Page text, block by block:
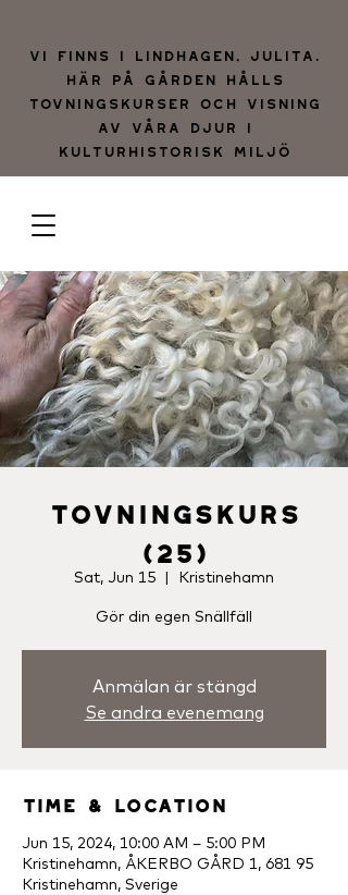
Vi finns i lindhagen, julita.
Här på gården hålls
tovningskurser och visning
av våra djur i
kulturhistorisk miljö
Tovningskurs
(25)
Sat, Jun 15
  |
Kristinehamn
Gör din egen Snällfäll
Anmälan är stängd
Se andra evenemang
Time & Location
Jun 15, 2024, 10:00 AM – 5:00 PM
Kristinehamn, ÅKERBO GÅRD 1, 681 95
Kristinehamn, Sverige